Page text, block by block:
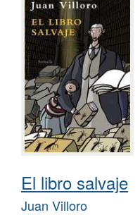
El libro salvaje
Juan Villoro